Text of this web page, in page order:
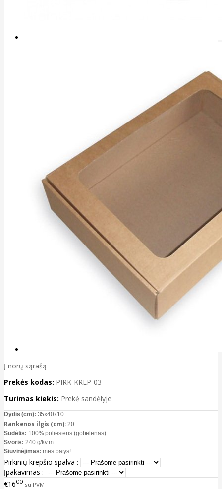
Į norų sąrašą
Prekės kodas: PIRK-KREP-03
Turimas kiekis: Prekė sandėlyje
Dydis (cm): 35x40x10
Rankenos ilgis (cm):20
Sudėtis: 100% poliesteris (gobelenas)
Svoris: 240 g/kv.m.
Siuvinėjimas: mes patys!
Pirkinių krepšio spalva :
Įpakavimas :
€1600 su PVM